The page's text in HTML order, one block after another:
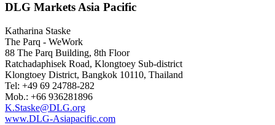
DLG Markets Asia Pacific
Katharina Staske
The Parq - WeWork
88 The Parq Building, 8th Floor
Ratchadaphisek Road, Klongtoey Sub-district
Klongtoey District, Bangkok 10110, Thailand
Tel: +49 69 24788-282
Mob.: +66 936281896
K.Staske@DLG.org
www.DLG-Asiapacific.com